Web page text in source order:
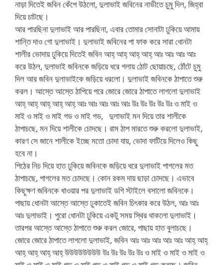
নাড়া দিতেই জবিন কেঁপে উঠলো, দুলাভাই জবিনের নাভীতে চুমু দিল, জিহ্বা
দিয়ে চাটছে।
আর পারছিনা দুলাভাই আর পারছিনা, এবার তোমার সোনাটা ঢুকিয়ে আমায়
শান্তি দাও গো দুলাভাই। দুলাভাই জবিনের পা ফাক করে সারা ধোনটা
শালীর ভোদায় ঢুকিয়ে দিতেই জবিন আহ্ আহ্ আহ্ আহ্ আঃ আঃ আঃ আঃ
করে উঠল, দুলাভাই জবিনকে জড়িয়ে ধরে গলায় ঠোট ছোয়াচছে, ঠোঁটে চুমু
দিল আর জবিন দুলাভাইকে জড়িয়ে ধরলো। দুলাভাই জবিনকে ঠাপাতে শুরু
করল। আস্তে আস্তে ঠাপিয়ে পরে জোরে জোরে ঠাপাতে লাগলো দুলাভাই
আহ্ আহ্ আহ্ আহ্ আহ্ আঃ আঃ আঃ আঃ আঃ উঃ উঃ উঃ উঃ উঃ ও মাই ও
মাই ও মাই ও মাই গড ও মাই গড, দুলাভাই মন দিয়ে তার শালীকে
ঠাপাচছে, মন দিয়ে শালীকে চোদছে। রাম ঠাপ মারতে শুরু করলো দুলাভাই,
কারণ সে জানে শালীকে ইচ্ছে মতো চোদা যায়, ভোদা ফাটিয়ে দিলেও কিছু
হবে না।
পিঠের নিচ দিয়ে হাত ঢুকিয়ে জবিনকে জড়িয়ে ধরে দুলাভাই পাগলের মত
ঠাপাচছে, পাগলের মত চোদছে। কোন রকম দায় ছাড়া চোদছে। এভাবে
কিছুক্ষণ জবিনকে খাওয়ার পর দুলাভাই ডগি স্টাইলে বসালো জবিনকে।
পাছায় ধোনটা আস্তে আস্তে ঢুকাতেই জবিন চিৎকার করে উঠল, আঃ আঃ
আঃ দুলাভাই। পুরো ধোনটা ঢুকিয়ে একটু সময় স্থির থাকলো দুলাভাই।
তারপর আস্তে আস্তে ঠাপাতে শুরু করল জোরে, পাছায় হাত বুলাচছে।
জোরে জোরে ঠাপাতে লাগলো দুলাভাই, জবিন আঃ আঃ আঃ আঃ আঃ আহ্ আহ্
আহ্ আহ্ আহ্ আহ্ উউউউউউউউ উঃ উঃ উঃ উঃ উঃ ও মাই ও মাই ও মাই ও